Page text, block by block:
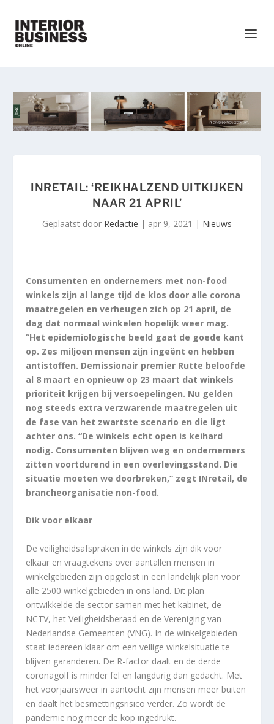
INRETAIL: ‘REIKHALZEND UITKIJKEN
NAAR 21 APRIL’
Geplaatst door Redactie | apr 9, 2021 | Nieuws
Consumenten en ondernemers met non-food
winkels zijn al lange tijd de klos door alle corona
maatregelen en verheugen zich op 21 april, de
dag dat normaal winkelen hopelijk weer mag.
“Het epidemiologische beeld gaat de goede kant
op. Zes miljoen mensen zijn ingeënt en hebben
antistoffen. Demissionair premier Rutte beloofde
al 8 maart en opnieuw op 23 maart dat winkels
prioriteit krijgen bij versoepelingen. Nu gelden
nog steeds extra verzwarende maatregelen uit
de fase van het zwartste scenario en die ligt
achter ons. “De winkels echt open is keihard
nodig. Consumenten blijven weg en ondernemers
zitten voortdurend in een overlevingsstand. Die
situatie moeten we doorbreken,” zegt INretail, de
brancheorganisatie non-food.
Dik voor elkaar
De veiligheidsafspraken in de winkels zijn dik voor
elkaar en vraagtekens over aantallen mensen in
winkelgebieden zijn opgelost in een landelijk plan voor
alle 2500 winkelgebieden in ons land. Dit plan
ontwikkelde de sector samen met het kabinet, de
NCTV, het Veiligheidsberaad en de Vereniging van
Nederlandse Gemeenten (VNG). In de winkelgebieden
staat iedereen klaar om een veilige winkelsituatie te
blijven garanderen. De R-factor daalt en de derde
coronagolf is minder fel en langdurig dan gedacht. Met
het voorjaarsweer in aantocht zijn mensen meer buiten
en daalt het besmettingsrisico verder. Zo wordt de
pandemie nog meer de kop ingedrukt.